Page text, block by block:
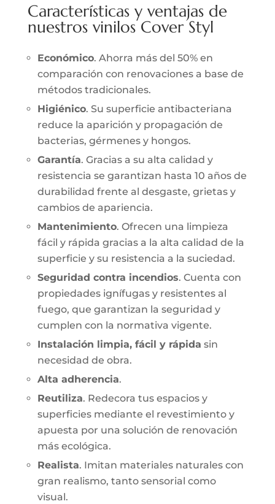
Características y ventajas de
nuestros vinilos Cover Styl
Económico. Ahorra más del 50% en
comparación con renovaciones a base de
métodos tradicionales.
Higiénico. Su superficie antibacteriana
reduce la aparición y propagación de
bacterias, gérmenes y hongos.
Garantía. Gracias a su alta calidad y
resistencia se garantizan hasta 10 años de
durabilidad frente al desgaste, grietas y
cambios de apariencia.
Mantenimiento. Ofrecen una limpieza
fácil y rápida gracias a la alta calidad de la
superficie y su resistencia a la suciedad.
Seguridad contra incendios. Cuenta con
propiedades ignífugas y resistentes al
fuego, que garantizan la seguridad y
cumplen con la normativa vigente.
Instalación limpia, fácil y rápida sin
necesidad de obra.
Alta adherencia.
Reutiliza. Redecora tus espacios y
superficies mediante el revestimiento y
apuesta por una solución de renovación
más ecológica.
Realista. Imitan materiales naturales con
gran realismo, tanto sensorial como
visual.